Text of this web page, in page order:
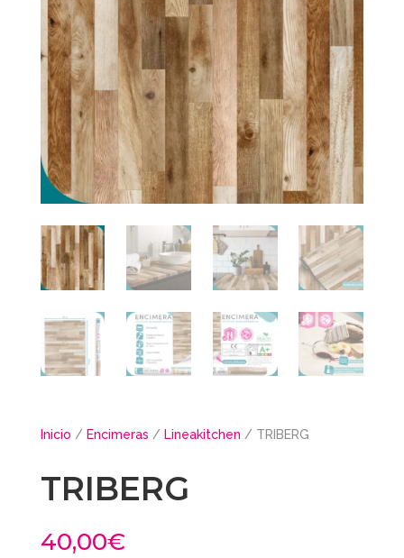
Inicio / Encimeras / Lineakitchen / TRIBERG
TRIBERG
40,00€